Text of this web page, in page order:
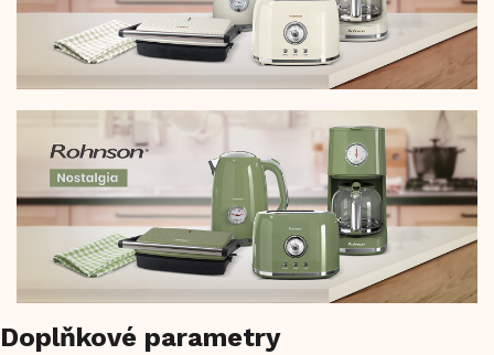
Doplňkové parametry